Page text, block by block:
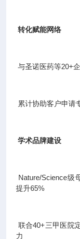
转化赋能网络
与圣诺医药等20+
累计协助客户申请
学术品牌建设
Nature/Science级
提升65%
联合40+三甲医院
力